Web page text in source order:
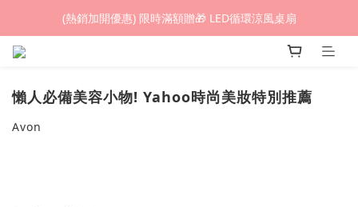
(熱銷加開優惠) 限時滿額贈🎁 LED循環涼風桌扇
(熱銷加開優惠) 限時滿額贈🎁 LED循環涼風桌扇
城鎮韌性(防空)演習期間，網頁載入速度可能延遲。
(熱銷加開優惠) 限時滿額贈🎁 LED循環涼風桌扇
懶人必備美容小物! Yahoo時尚美妝特別推薦
Avon